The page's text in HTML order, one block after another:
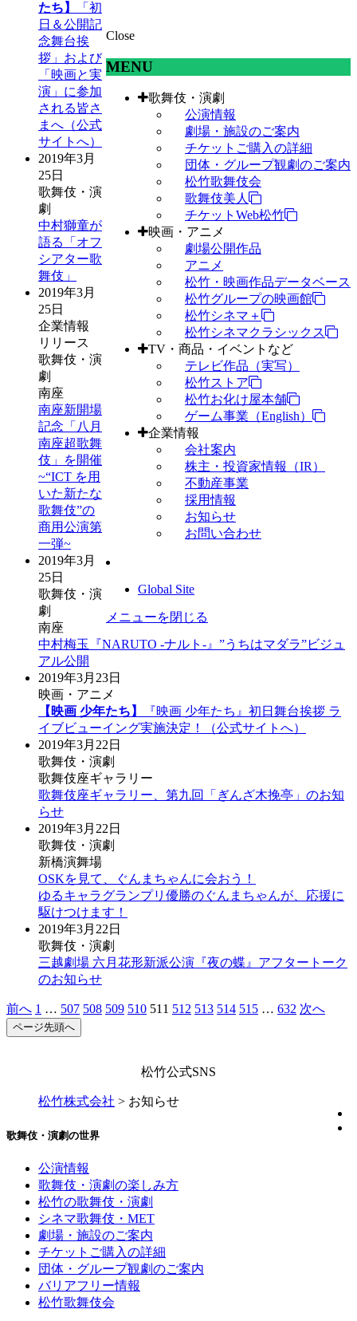
Close
MENU
歌舞伎・演劇
公演情報
劇場・施設のご案内
チケットご購入の詳細
団体・グループ観劇のご案内
松竹歌舞伎会
歌舞伎美人
チケットWeb松竹
映画・アニメ
劇場公開作品
アニメ
松竹・映画作品データベース
松竹グループの映画館
松竹シネマ＋
松竹シネマクラシックス
TV・商品・イベントなど
テレビ作品（実写）
松竹ストア
松竹お化け屋本舗
ゲーム事業（English）
企業情報
会社案内
株主・投資家情報（IR）
不動産事業
採用情報
お知らせ
お問い合わせ
Global Site
メニューを閉じる
たち】
「初
日＆公開記
念舞台挨
拶」および
「映画と実
演」に参加
される皆さ
まへ（公式
サイトへ）
2019年3月
25日
歌舞伎・演
劇
中村獅童が
語る「オフ
シアター歌
舞伎」
2019年3月
25日
企業情報
リリース
歌舞伎・演
劇
南座
南座新開場
記念「八月
南座超歌舞
伎」を開催
~“ICT を用
いた新たな
歌舞伎”の
商用公演第
一弾~
2019年3月
25日
歌舞伎・演
劇
南座
中村梅玉『NARUTO -ナルト-』”うちはマダラ”ビジュ
アル公開
2019年3月23日
映画・アニメ
【映画 少年たち】
『映画 少年たち』初日舞台挨拶 ラ
イブビューイング実施決定！（公式サイトへ）
2019年3月22日
歌舞伎・演劇
歌舞伎座ギャラリー
歌舞伎座ギャラリー、第九回「ぎんざ木挽亭」のお知
らせ
2019年3月22日
歌舞伎・演劇
新橋演舞場
OSKを見て、ぐんまちゃんに会おう！
ゆるキャラグランプリ優勝のぐんまちゃんが、応援に
駆けつけます！
2019年3月22日
歌舞伎・演劇
三越劇場 六月花形新派公演『夜の蝶』アフタートーク
のお知らせ
前へ 1 … 507 508 509 510 511 512 513 514 515 … 632 次へ
ページ先頭へ
松竹公式SNS
松竹株式会社 > お知らせ
歌舞伎・演劇の世界
公演情報
歌舞伎・演劇の楽しみ方
松竹の歌舞伎・演劇
シネマ歌舞伎・MET
劇場・施設のご案内
チケットご購入の詳細
団体・グループ観劇のご案内
バリアフリー情報
松竹歌舞伎会